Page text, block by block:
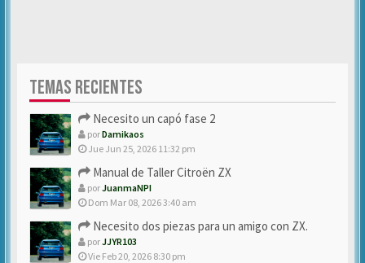
TEMAS RECIENTES
Necesito un capó fase 2
porDamikaos
Jue Jun 25, 2026 11:32 pm
Manual de Taller Citroën ZX
porJuanmaNPI
Dom Mar 08, 2026 3:40 am
Necesito dos piezas para un amigo con ZX.
porJJYR103
Vie Feb 20, 2026 8:30 pm